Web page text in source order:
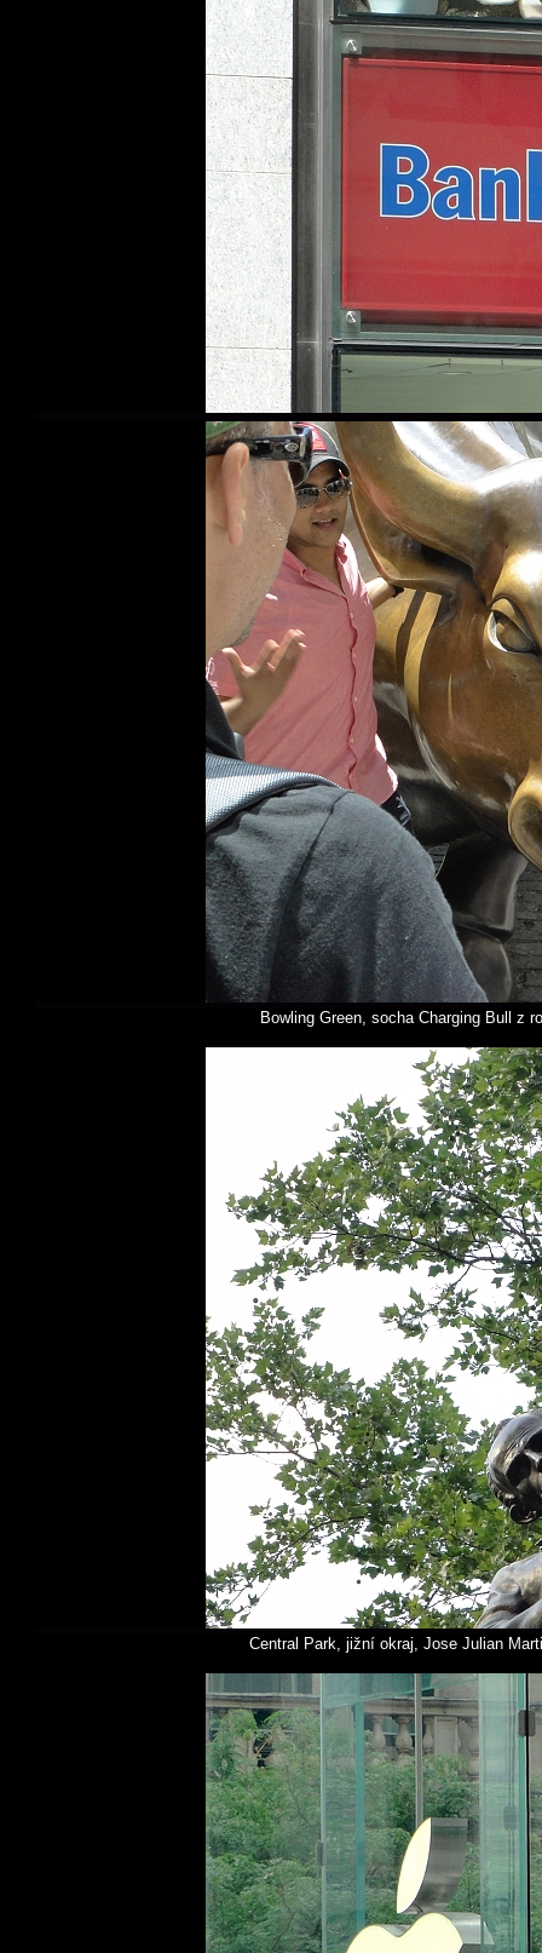
Bowling Green, socha Charging Bull z
Central Park, jižní okraj, Jose Julian